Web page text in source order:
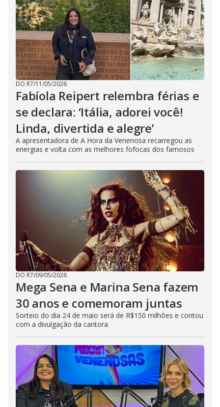
DO R7/11/05/2026
Fabíola Reipert relembra férias e
se declara: ‘Itália, adorei você!
Linda, divertida e alegre’
A apresentadora de A Hora da Venenosa recarregou as
energias e volta com as melhores fofocas dos famosos
DO R7/09/05/2026
Mega Sena e Marina Sena fazem
30 anos e comemoram juntas
Sorteio do dia 24 de maio será de R$150 milhões e contou
com a divulgação da cantora